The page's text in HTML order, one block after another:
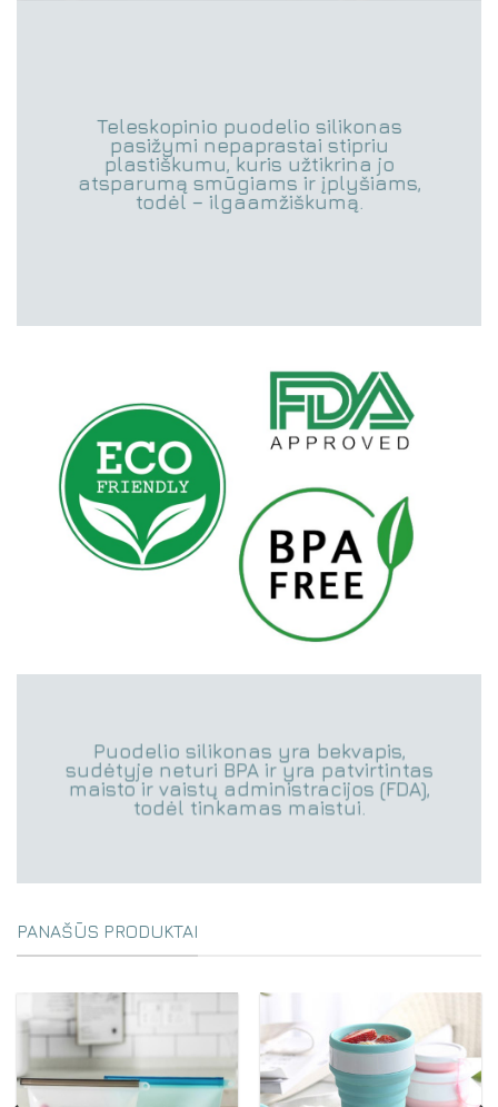
Teleskopinio puodelio silikonas
pasižymi nepaprastai stipriu
plastiškumu, kuris užtikrina jo
atsparumą smūgiams ir įplyšiams,
todėl – ilgaamžiškumą.
Puodelio silikonas yra bekvapis,
sudėtyje neturi BPA ir yra patvirtintas
maisto ir vaistų administracijos (FDA),
todėl tinkamas maistui.
PANAŠŪS PRODUKTAI